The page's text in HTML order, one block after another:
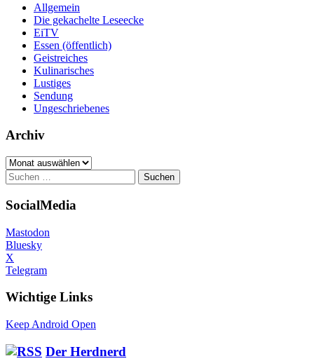
Allgemein
Die gekachelte Leseecke
EiTV
Essen (öffentlich)
Geistreiches
Kulinarisches
Lustiges
Sendung
Ungeschriebenes
Archiv
Archiv
Suchen
nach:
SocialMedia
Mastodon
Bluesky
X
Telegram
Wichtige Links
Keep Android Open
Der Herdnerd